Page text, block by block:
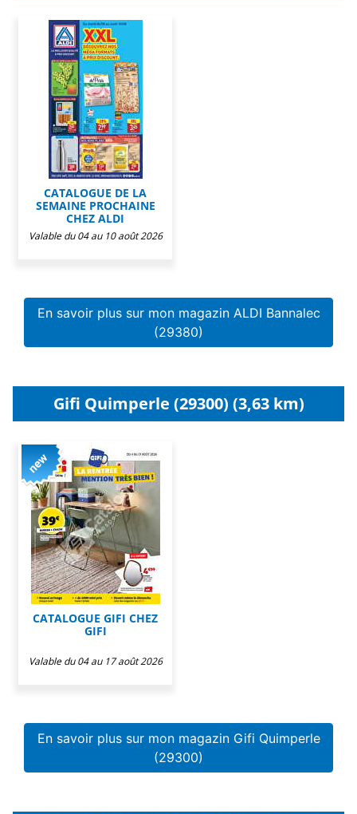
CATALOGUE DE LA
SEMAINE PROCHAINE
CHEZ ALDI
Valable du 04 au 10 août 2026
En savoir plus sur mon magazin ALDI Bannalec
(29380)
Gifi Quimperle (29300) (3,63 km)
CATALOGUE GIFI CHEZ
GIFI
Valable du 04 au 17 août 2026
En savoir plus sur mon magazin Gifi Quimperle
(29300)